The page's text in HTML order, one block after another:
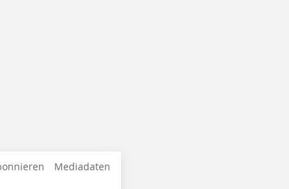
Mediadaten